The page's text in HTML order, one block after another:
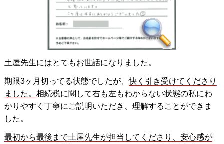
土屋先生にはとてもお世話になりました。
期限3ヶ月切ってる状態でしたが、快く引き受けてくださり
ました。 相続税に関して右も左もわからない状態の私にわ
かりやすく丁寧にご説明いただき、理解することができま
した。
最初から最後まで土屋先生が担当してくださり、安心感が